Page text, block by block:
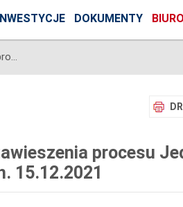
DOKUMENTY
Komunikat OSP dotyczący zawieszenia procesu Jednolitego łączenia Rynków Dnia Bieżącego w dn. 15.12.2021
procesu
15.12.2021